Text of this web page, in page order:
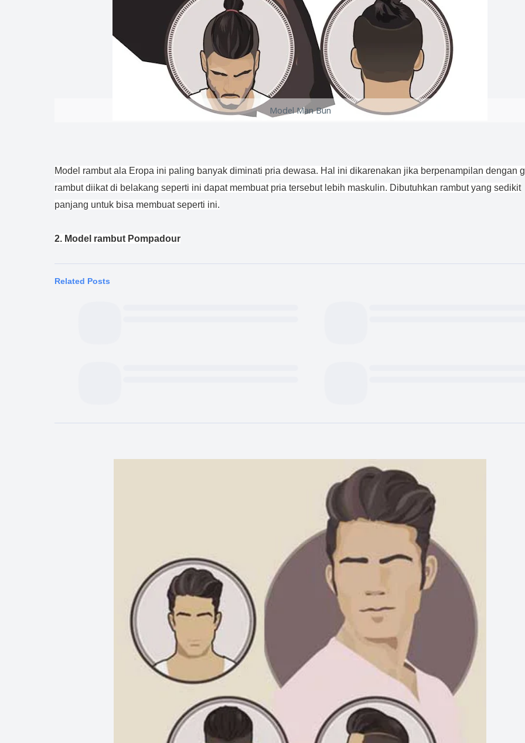
Model Man Bun
Model rambut ala Eropa ini paling banyak diminati pria dewasa. Hal ini dikarenakan jika berpenampilan dengan
rambut diikat di belakang seperti ini dapat membuat pria tersebut lebih maskulin. Dibutuhkan rambut yang sedikit
panjang untuk bisa membuat seperti ini.
2. Model rambut Pompadour
Related Posts